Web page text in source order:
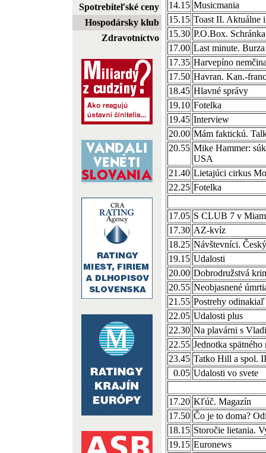
Spotrebiteľské ceny
Hospodársky klub
Zdravotníctvo
14.15 Musicmania
15.15 Toast II. Aktuálne
15.30 P.O.Box.
17.00 Last minute.
17.35 Harvepíno
17.50 Havran. Kan.-
18.45 Hlavné správy
19.10 Fotelka
19.45 Interview
20.00 Mám faktickú.
20.55 Mike Hammer:
USA
21.40 Lietajúci cirkus
22.25 Fotelka
17.05 S CLUB 7 v
17.30 AZ-kvíz
18.25 Návštevníci.
19.15 Udalosti
20.00 Dobrodružstvá
20.55 Neobjasnené
21.55 Postrehy odinakiaľ
22.05 Udalosti plus
22.30 Na plavárni s
22.55 Jednotka
23.45 Tatko Hill a spol.
0.05 Udalosti vo svete
17.20 Kľúč. Magazín
17.50 Čo je to doma?
18.15 Storočie lietania.
19.15 Euronews